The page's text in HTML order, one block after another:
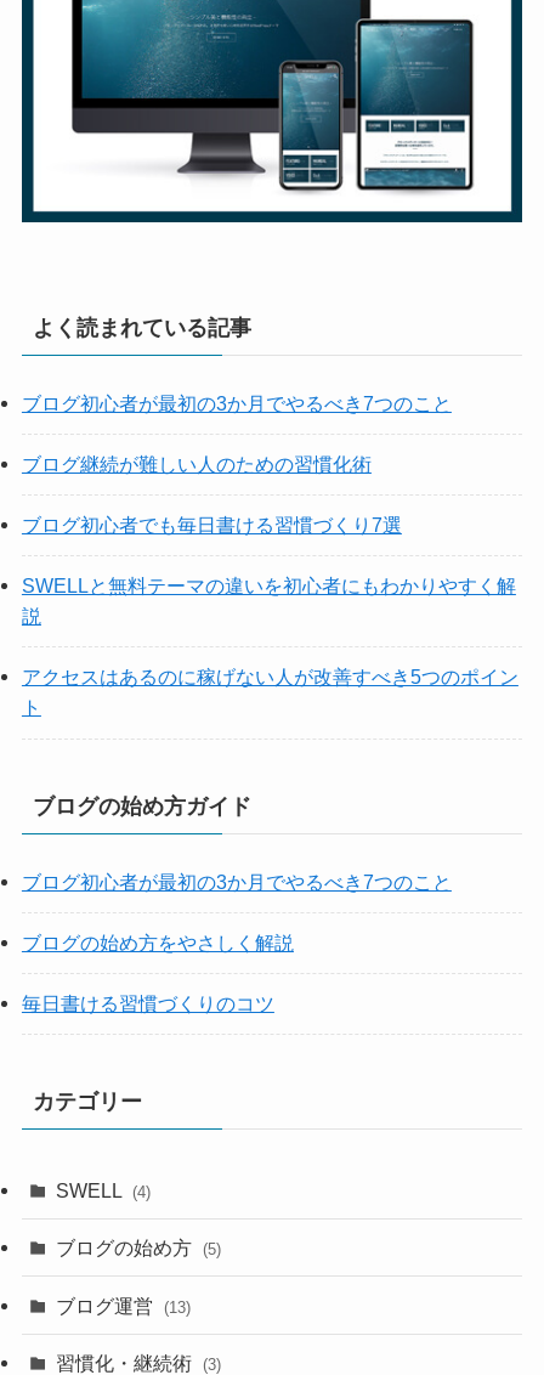
よく読まれている記事
ブログ初心者が最初の3か月でやるべき7つのこと
ブログ継続が難しい人のための習慣化術
ブログ初心者でも毎日書ける習慣づくり7選
SWELLと無料テーマの違いを初心者にもわかりやすく解
説
アクセスはあるのに稼げない人が改善すべき5つのポイン
ト
ブログの始め方ガイド
ブログ初心者が最初の3か月でやるべき7つのこと
ブログの始め方をやさしく解説
毎日書ける習慣づくりのコツ
カテゴリー
SWELL (4)
ブログの始め方 (5)
ブログ運営 (13)
習慣化・継続術 (3)